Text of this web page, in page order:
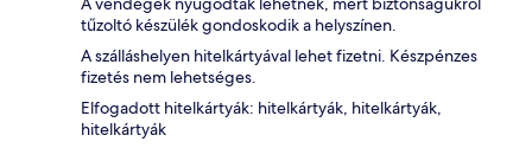
tűzoltó készülék gondoskodik a helyszínen.
A szálláshelyen hitelkártyával lehet fizetni. Készpénzes
fizetés nem lehetséges.
Elfogadott hitelkártyák: hitelkártyák, hitelkártyák,
hitelkártyák